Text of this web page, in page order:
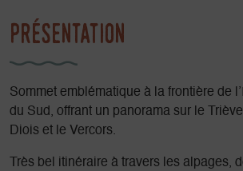
Présentation
Sommet emblématique à la frontière de
du Sud, offrant un panorama sur le
Diois et le Vercors.
Très bel itinéraire à travers les alpages,